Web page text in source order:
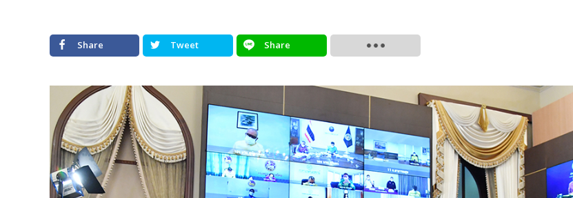
Share Tweet Share